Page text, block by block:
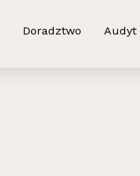
Doradztwo Audyt